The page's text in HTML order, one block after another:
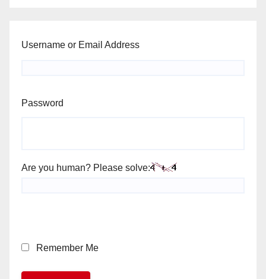
Username or Email Address
Password
Are you human? Please solve:
Remember Me